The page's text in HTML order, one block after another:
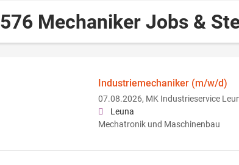
576 Mechaniker Jobs &
Industriemechaniker (m/w/d)
07.08.2026, MK Industrieservice
Leuna
Mechatronik und Maschinenbau